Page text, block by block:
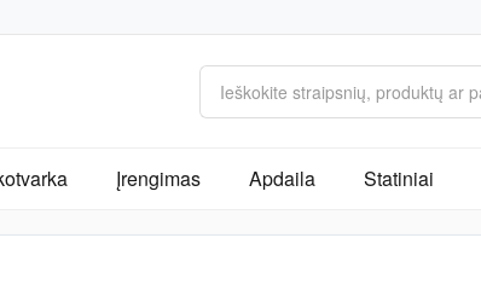
Įrengimas Apdaila Statiniai